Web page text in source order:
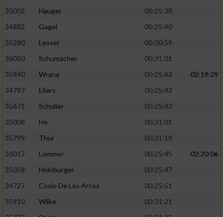
35002
Hauger
00:25:38
34882
Gagel
00:25:40
35280
Lessel
00:30:59
36030
Schumacher
00:31:01
35940
Wrana 00:25:43
02:19:29
34797
Eilers
00:25:43
35671
Schuller
00:25:43
35008
He
00:31:01
35799
Thur
00:31:19
36017
Lommer 00:25:45
02:20:06
35058
Holnburger
00:25:47
34727
Cosio De Los Arcos
00:25:51
35910
Wilke
00:31:21